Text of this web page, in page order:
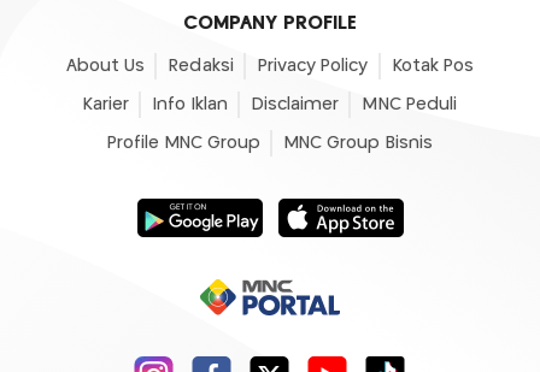
COMPANY PROFILE
About Us Redaksi Privacy Policy Kotak Pos
Karier Info Iklan Disclaimer MNC Peduli
Profile MNC Group MNC Group Bisnis